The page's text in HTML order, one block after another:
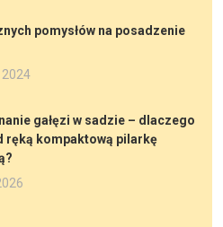
pomysłów na posadzenie
gałęzi w sadzie – dlaczego
ręką kompaktową pilarkę